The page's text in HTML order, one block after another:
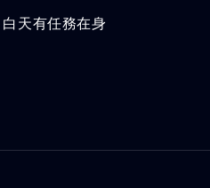
白天有任務在身